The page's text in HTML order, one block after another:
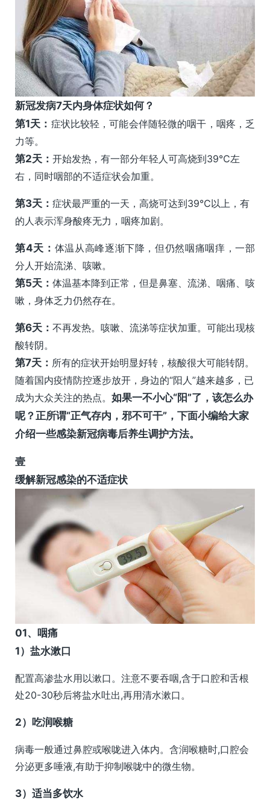
新冠发病7天内身体症状如何？
第1天： 症状比较轻，可能会伴随轻微的咽干，咽疼，乏
力等。
第2天： 开始发热，有一部分年轻人可高烧到39℃左
右，同时咽部的不适症状会加重。
第3天： 症状最严重的一天，高烧可达到39℃以上，有
的人表示浑身酸疼无力，咽疼加剧。
第4天： 体温从高峰逐渐下降，但仍然咽痛咽痒，一部
分人开始流涕、咳嗽。
第5天： 体温基本降到正常，但是鼻塞、流涕、咽痛、咳
嗽，身体乏力仍然存在。
第6天： 不再发热。咳嗽、流涕等症状加重。可能出现核
酸转阴。
第7天： 所有的症状开始明显好转，核酸很大可能转阴。
随着国内疫情防控逐步放开，身边的“阳人”越来越多，已
成为大众关注的热点。 如果一不小心“阳”了，该怎么办
呢？正所谓“正气存内，邪不可干”，下面小编给大家
介绍一些感染新冠病毒后养生调护方法。
壹
缓解新冠感染的不适症状
01、 咽痛
1）盐水漱口
配置高渗盐水用以漱口。注意不要吞咽,含于口腔和舌根
处20-30秒后将盐水吐出,再用清水漱口。
2）吃润喉糖
病毒一般通过鼻腔或喉咙进入体内。含润喉糖时,口腔会
分泌更多唾液,有助于抑制喉咙中的微生物。
3）适当多饮水